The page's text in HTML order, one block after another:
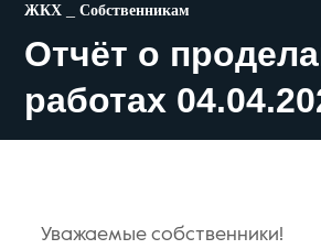
ЖКХ Собственникам
Отчёт о
работах
Уважаемые собственники!